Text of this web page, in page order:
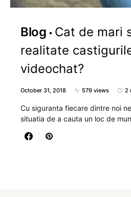
Blog
Cat de mari
realitate
videochat?
October 31, 2018 579 views 2
Cu siguranta fiecare dintre noi
situatia de a cauta un loc de